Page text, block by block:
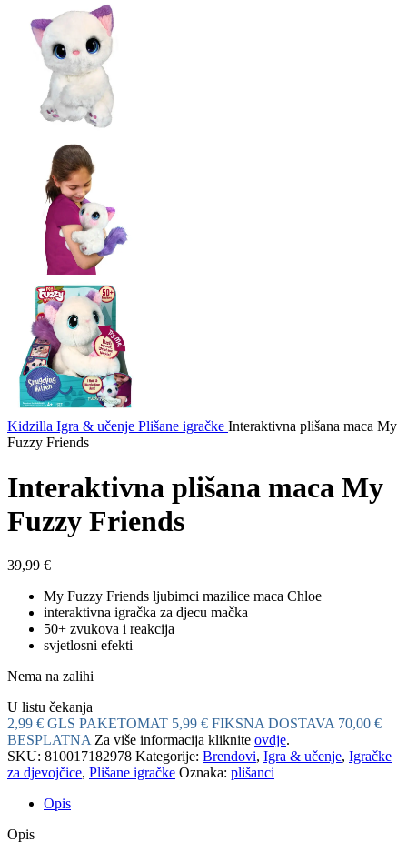
Kidzilla Igra & učenje Plišane igračke Interaktivna plišana maca My
Fuzzy Friends
Interaktivna plišana maca My
Fuzzy Friends
39,99 €
My Fuzzy Friends ljubimci mazilice maca Chloe
interaktivna igračka za djecu mačka
50+ zvukova i reakcija
svjetlosni efekti
Nema na zalihi
U listu čekanja
2,99 € GLS PAKETOMAT 5,99 € FIKSNA DOSTAVA 70,00 €
BESPLATNA Za više informacija kliknite ovdje.
SKU: 810017182978 Kategorije: Brendovi, Igra & učenje, Igračke
za djevojčice, Plišane igračke Oznaka: plišanci
Opis
Opis